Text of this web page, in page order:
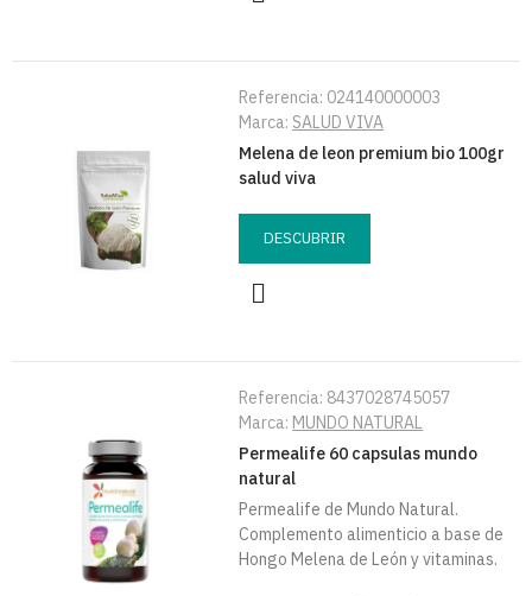
Referencia: 024140000003
Marca: SALUD VIVA
Melena de leon premium bio 100gr
salud viva
DESCUBRIR
Referencia: 8437028745057
Marca: MUNDO NATURAL
Permealife 60 capsulas mundo
natural
Permealife de Mundo Natural.
Complemento alimenticio a base de
Hongo Melena de León y vitaminas.